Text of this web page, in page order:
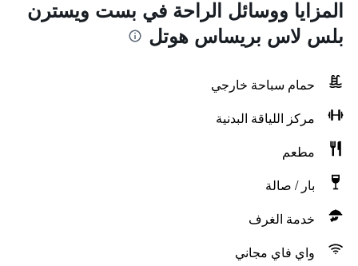
المزايا ووسائل الراحة في بست ويسترن
بلس لاس بريساس هوتل
حمام سباحة خارجي
مركز اللياقة البدنية
مطعم
بار / صالة
خدمة الغرف
واي فاي مجاني